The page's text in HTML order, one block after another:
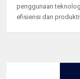
penggunaan
efisiensi dan